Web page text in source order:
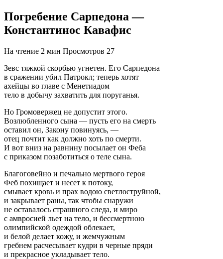
Погребение Сарпедона —
Константинос Кавафис
На чтение 2 мин Просмотров 27
Зевс тяжкой скорбью угнетен. Его Сарпедона
в сражении убил Патрокл; теперь хотят
ахейцы во главе с Менетиадом
тело в добычу захватить для поруганья.
Но Громовержец не допустит этого.
Возлюбленного сына — пусть его на смерть
оставил он, Закону повинуясь, —
отец почтит как должно хоть по смерти.
И вот вниз на равнину посылает он Феба
с приказом позаботиться о теле сына.
Благоговейно и печально мертвого героя
Феб похищает и несет к потоку,
смывает кровь и прах водою светлоструйной,
и закрывает раны, так чтобы снаружи
не оставалось страшного следа, и миро
с амвросией льет на тело, и бессмертною
олимпийской одеждой облекает,
и белой делает кожу, и жемчужным
гребнем расчесывает кудри в черные пряди
и прекрасное укладывает тело.